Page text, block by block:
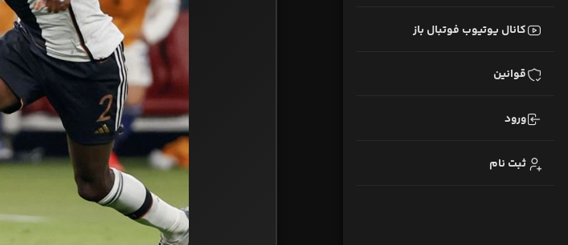
کانال یوتیوب فوتبال باز
قوانین
ورود
ثبت نام